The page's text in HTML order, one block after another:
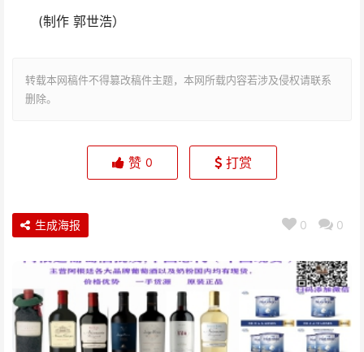
(制作 郭世浩）
转载本网稿件不得篡改稿件主题，本网所载内容若涉及侵权请联系
删除。
赞 0 打赏
0 0
生成海报